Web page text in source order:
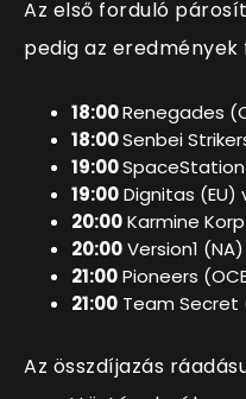
Az első forduló
pedig az
18:00Renegades
18:00Senbei
19:00SpaceStation
19:00Dignitas (EU)
20:00Karmine Korp
20:00Version1
21:00Pioneers
21:00 Team Secret
Az összdíjazás